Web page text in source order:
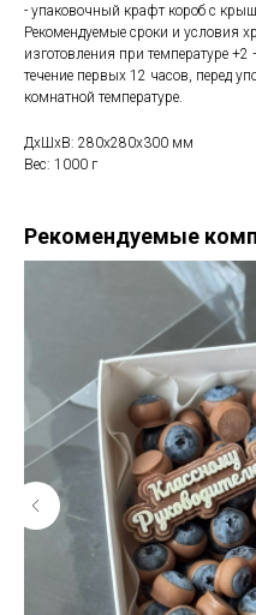
- упаковочный крафт короб с
Рекомендуемые сроки и условия
изготовления при температуре
течение первых 12 часов, перед
комнатной температуре.
ДxШxВ: 280x280x300 мм
Вес: 1000 г
Рекомендуемые